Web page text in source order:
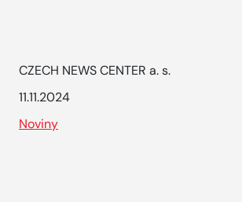
CZECH NEWS CENTER a. s.
11.11.2024
Noviny